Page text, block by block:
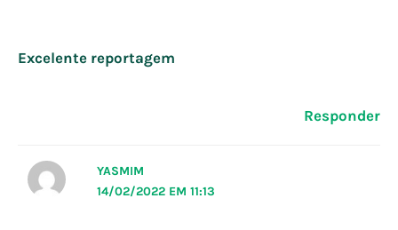
Excelente reportagem
Responder
YASMIM
14/02/2022 EM 11:13